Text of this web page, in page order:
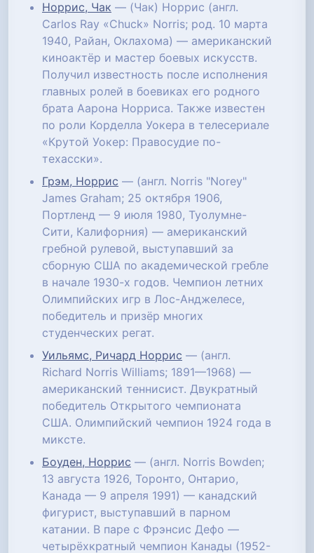
Норрис, Чак — (Чак) Норрис (англ.
Carlos Ray «Chuck» Norris; род. 10 марта
1940, Райан, Оклахома) — американский
киноактёр и мастер боевых искусств.
Получил известность после исполнения
главных ролей в боевиках его родного
брата Аарона Норриса. Также известен
по роли Корделла Уокера в телесериале
«Крутой Уокер: Правосудие по-
техасски».
Грэм, Норрис — (англ. Norris "Norey"
James Graham; 25 октября 1906,
Портленд — 9 июля 1980, Туолумне-
Сити, Калифорния) — американский
гребной рулевой, выступавший за
сборную США по академической гребле
в начале 1930-х годов. Чемпион летних
Олимпийских игр в Лос-Анджелесе,
победитель и призёр многих
студенческих регат.
Уильямс, Ричард Норрис — (англ.
Richard Norris Williams; 1891—1968) —
американский теннисист. Двукратный
победитель Открытого чемпионата
США. Олимпийский чемпион 1924 года в
миксте.
Боуден, Норрис — (англ. Norris Bowden;
13 августа 1926, Торонто, Онтарио,
Канада — 9 апреля 1991) — канадский
фигурист, выступавший в парном
катании. В паре с Фрэнсис Дефо —
четырёхкратный чемпион Канады (1952-